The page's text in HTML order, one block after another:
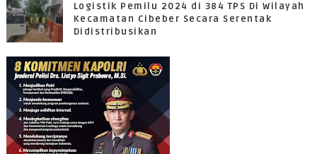
Logistik Pemilu 2024 di 384 TPS Di Wilayah
Kecamatan Cibeber Secara Serentak
Didistribusikan